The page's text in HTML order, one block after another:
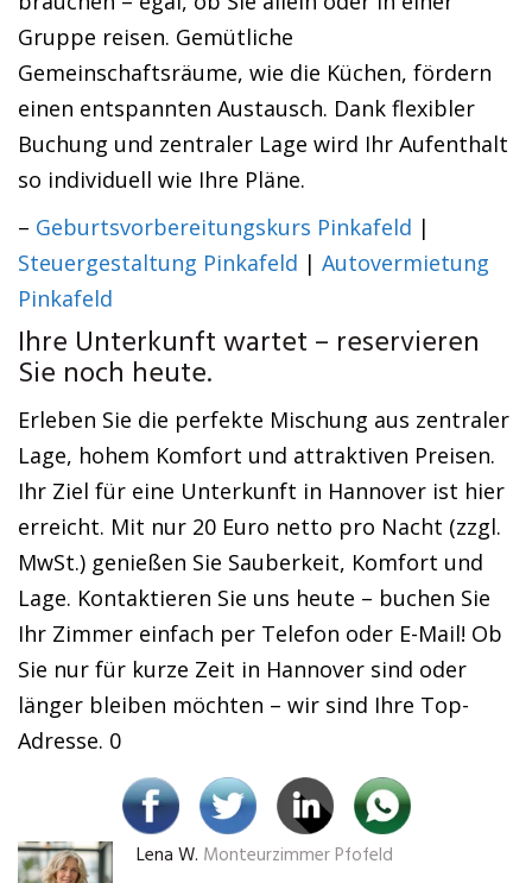
Gruppe reisen. Gemütliche
Gemeinschaftsräume, wie die Küchen, fördern
einen entspannten Austausch. Dank flexibler
Buchung und zentraler Lage wird Ihr Aufenthalt
so individuell wie Ihre Pläne.
– Geburtsvorbereitungskurs Pinkafeld |
Steuergestaltung Pinkafeld | Autovermietung
Pinkafeld
Ihre Unterkunft wartet – reservieren
Sie noch heute.
Erleben Sie die perfekte Mischung aus zentraler
Lage, hohem Komfort und attraktiven Preisen.
Ihr Ziel für eine Unterkunft in Hannover ist hier
erreicht. Mit nur 20 Euro netto pro Nacht (zzgl.
MwSt.) genießen Sie Sauberkeit, Komfort und
Lage. Kontaktieren Sie uns heute – buchen Sie
Ihr Zimmer einfach per Telefon oder E-Mail! Ob
Sie nur für kurze Zeit in Hannover sind oder
länger bleiben möchten – wir sind Ihre Top-
Adresse. 0
Lena W. Monteurzimmer Pfofeld